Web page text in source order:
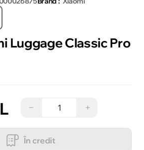
Luggage Classic Pro
− +
În credit